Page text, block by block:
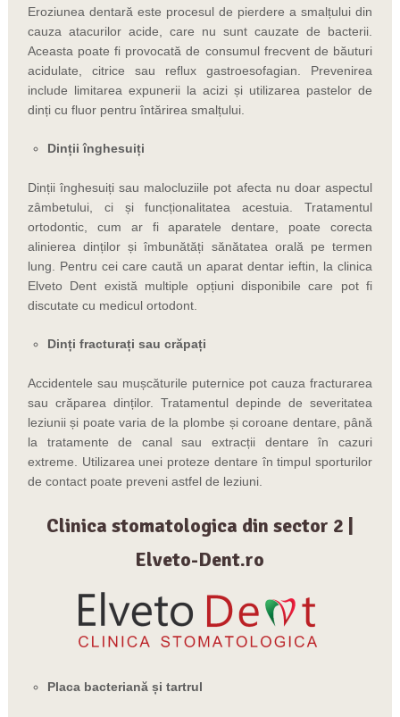
Eroziunea dentară este procesul de pierdere a smalțului din
cauza atacurilor acide, care nu sunt cauzate de bacterii.
Aceasta poate fi provocată de consumul frecvent de băuturi
acidulate, citrice sau reflux gastroesofagian. Prevenirea
include limitarea expunerii la acizi și utilizarea pastelor de
dinți cu fluor pentru întărirea smalțului.
Dinții înghesuiți
Dinții înghesuiți sau malocluziile pot afecta nu doar aspectul
zâmbetului, ci și funcționalitatea acestuia. Tratamentul
ortodontic, cum ar fi aparatele dentare, poate corecta
alinierea dinților și îmbunătăți sănătatea orală pe termen
lung. Pentru cei care caută un aparat dentar ieftin
la clinica
Elveto Dent există multiple opțiuni disponibile care pot fi
discutate cu medicul ortodont.
Dinți fracturați sau crăpați
Accidentele sau mușcăturile puternice pot cauza fracturarea
sau crăparea dinților. Tratamentul depinde de severitatea
leziunii și poate varia de la plombe și coroane dentare, până
la tratamente de canal sau extracții dentare în cazuri
extreme. Utilizarea unei proteze dentare în timpul sporturilor
de contact poate preveni astfel de leziuni.
Clinica stomatologica din sector 2 |
Elveto-Dent.ro
Placa bacteriană și tartrul